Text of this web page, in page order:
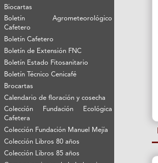
Biocartas
Boletín Agrometeorológico
Cafetero
Boletín Cafetero
Boletín de Extensión FNC
Boletín Estado Fitosanitario
Boletín Técnico Cenicafé
Brocartas
Calendario de floración y cosecha
Colección Fundación Ecológica
Cafetera
Colección Fundación Manuel Mejía
Colección Libros 80 años
Colección Libros 85 años